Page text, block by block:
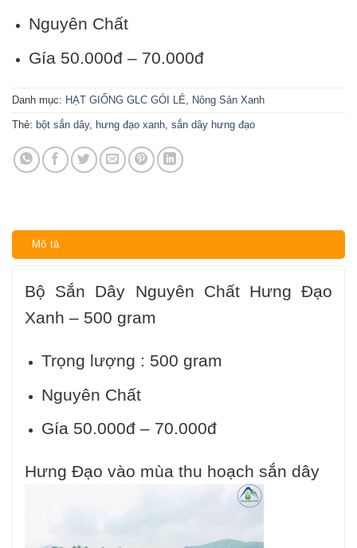
Nguyên Chất
Gía 50.000đ – 70.000đ
Danh mục: HẠT GIỐNG GLC GÓI LẺ Nông Sản Xanh
Thẻ: bột sắn dây, hưng đạo xanh sắn dây hưng đạo
Mô tả
Bộ Sắn Dây Nguyên Chất Hưng Đạo
Xanh – 500 gram
Trọng lượng : 500 gram
Nguyên Chất
Gía 50.000đ – 70.000đ
Hưng Đạo vào mùa thu hoạch sắn dây